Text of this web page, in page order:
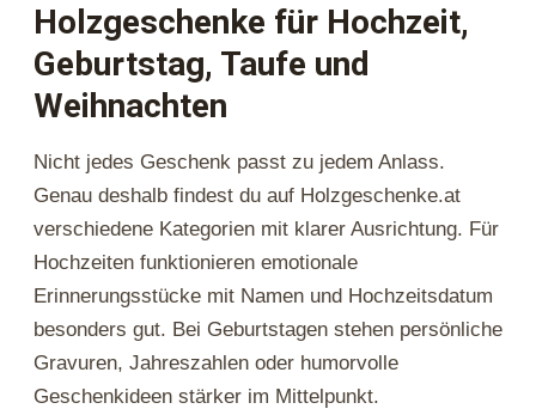
Holzgeschenke für Hochzeit,
Geburtstag, Taufe und
Weihnachten
Nicht jedes Geschenk passt zu jedem Anlass.
Genau deshalb findest du auf Holzgeschenke.at
verschiedene Kategorien mit klarer Ausrichtung. Für
Hochzeiten funktionieren emotionale
Erinnerungsstücke mit Namen und Hochzeitsdatum
besonders gut. Bei Geburtstagen stehen persönliche
Gravuren, Jahreszahlen oder humorvolle
Geschenkideen stärker im Mittelpunkt.